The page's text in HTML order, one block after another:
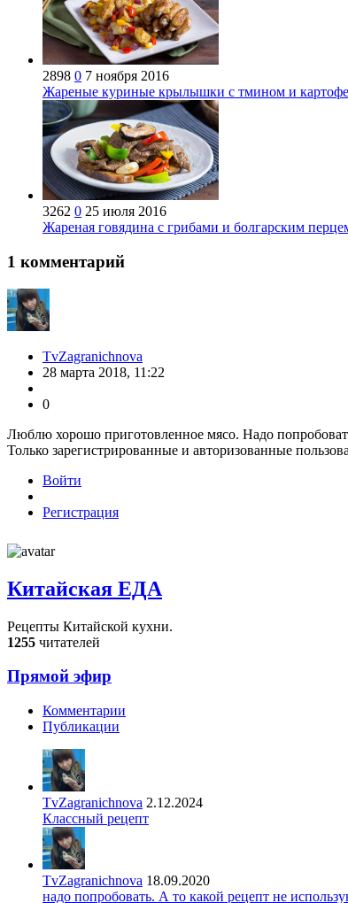
2898 0 7 ноября 2016
Жареные куриные крылышки с тмином и
3262 0 25 июля 2016
Жареная говядина с грибами и болгарским
1 комментарий
TvZagranichnova
28 марта 2018, 11:22
0
Люблю хорошо приготовленное мясо. Надо
Только зарегистрированные и авторизованные
Войти
Регистрация
Китайская ЕДА
Рецепты Китайской кухни.
1255 читателей
Прямой эфир
Комментарии
Публикации
TvZagranichnova 2.12.2024
Классный рецепт
TvZagranichnova 18.09.2020
надо попробовать. А то какой рецепт не